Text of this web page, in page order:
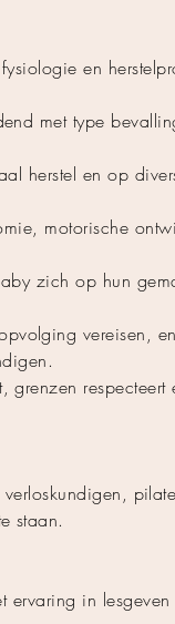
en
met type
herstel en op
motorische
zich op hun
vereisen,
grenzen respecteert
staan.
ervaring in